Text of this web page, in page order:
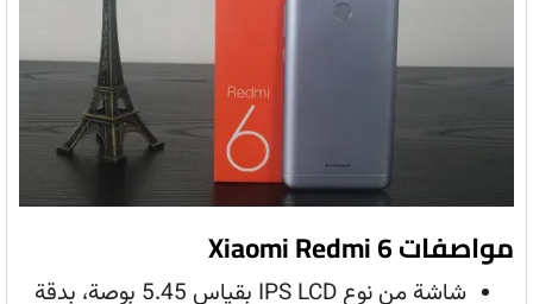
مواصفات Xiaomi Redmi 6
شاشة من نوع IPS LCD بقياس 5.45 بوصة، بدقة